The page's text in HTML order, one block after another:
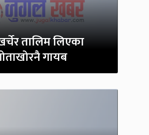
तालिम लिएका
गायब